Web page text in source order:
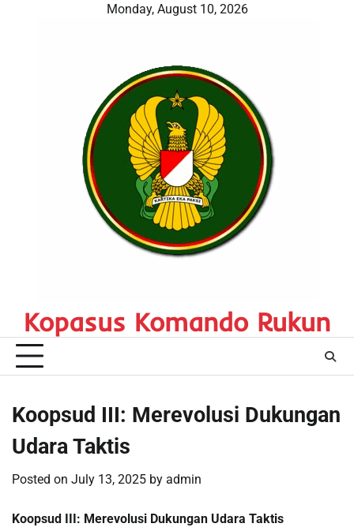
Monday, August 10, 2026
Kopasus Komando Rukun
Koopsud III: Merevolusi Dukungan
Udara Taktis
Posted on July 13, 2025 by admin
Koopsud III: Merevolusi Dukungan Udara Taktis